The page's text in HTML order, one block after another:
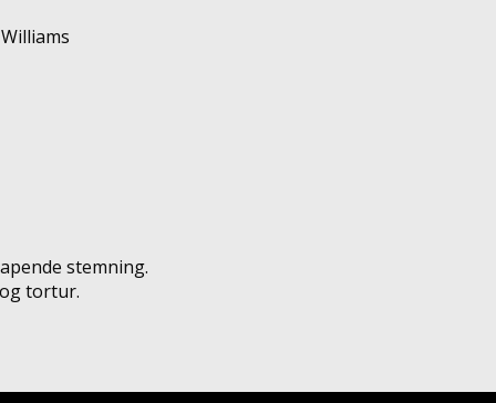
stemning.
tortur.